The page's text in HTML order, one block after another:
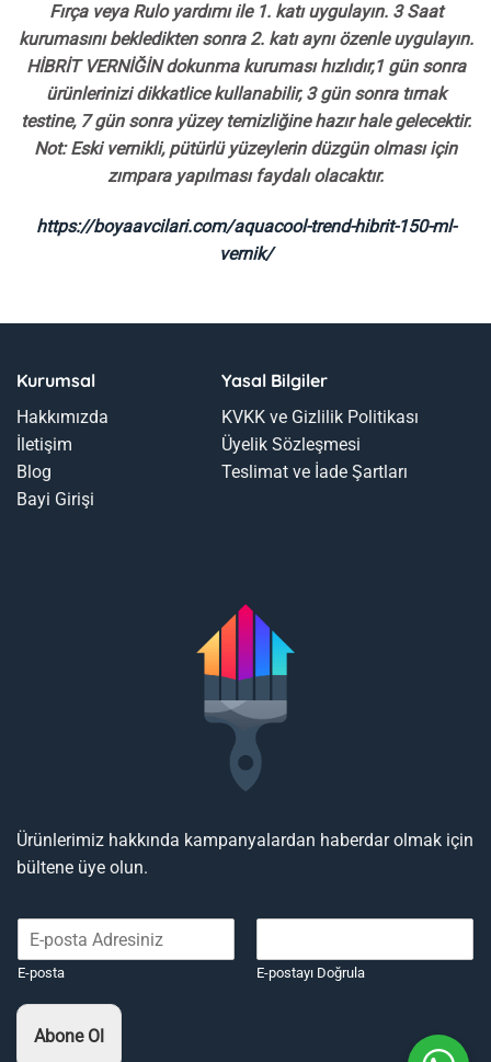
Fırça veya Rulo yardımı ile 1. katı uygulayın. 3 Saat
kurumasını bekledikten sonra 2. katı aynı özenle uygulayın.
HİBRİT VERNİĞİN dokunma kuruması hızlıdır,1 gün sonra
ürünlerinizi dikkatlice kullanabilir, 3 gün sonra tırnak
testine, 7 gün sonra yüzey temizliğine hazır hale gelecektir.
Not: Eski vernikli, pütürlü yüzeylerin düzgün olması için
zımpara yapılması faydalı olacaktır.
https://boyaavcilari.com/aquacool-trend-hibrit-150-ml-
vernik/
Kurumsal
Hakkımızda
İletişim
Blog
Bayi Girişi
Yasal Bilgiler
KVKK ve Gizlilik Politikası
Üyelik Sözleşmesi
Teslimat ve İade Şartları
Ürünlerimiz hakkında kampanyalardan haberdar olmak için
bültene üye olun.
E-posta E-postayı Doğrula
Abone Ol